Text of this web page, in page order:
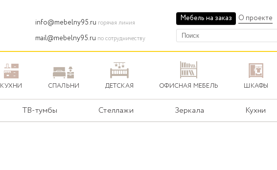
info@mebelny95.ru горячая линия
mail@mebelny95.ru по сотрудничеству
Мебель на заказ О проекте
КУХНИ СПАЛЬНИ ДЕТСКАЯ ОФИСНАЯ МЕБЕЛЬ ШКАФЫ
ТВ-тумбы Стеллажи Зеркала Кухни